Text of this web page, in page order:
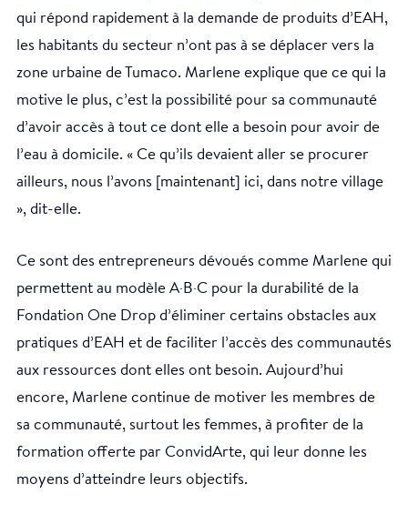
qui répond rapidement à la demande de produits d’EAH,
les habitants du secteur n’ont pas à se déplacer vers la
zone urbaine de Tumaco. Marlene explique que ce qui la
motive le plus, c’est la possibilité pour sa communauté
d’avoir accès à tout ce dont elle a besoin pour avoir de
l’eau à domicile. « Ce qu’ils devaient aller se procurer
ailleurs, nous l’avons [maintenant] ici, dans notre village
», dit-elle.
Ce sont des entrepreneurs dévoués comme Marlene qui
permettent au modèle A∙B∙C pour la durabilité de la
Fondation One Drop d’éliminer certains obstacles aux
pratiques d’EAH et de faciliter l’accès des communautés
aux ressources dont elles ont besoin. Aujourd’hui
encore, Marlene continue de motiver les membres de
sa communauté, surtout les femmes, à profiter de la
formation offerte par ConvidArte, qui leur donne les
moyens d’atteindre leurs objectifs.